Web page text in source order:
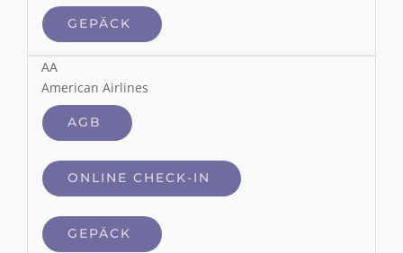
GEPÄCK
AA
American Airlines
AGB
ONLINE CHECK-IN
GEPÄCK